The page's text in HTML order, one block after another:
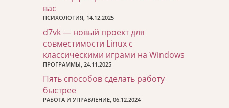
вас
ПСИХОЛОГИЯ, 14.12.2025
d7vk — новый проект для
совместимости Linux с
классическими играми на Windows
ПРОГРАММЫ, 24.11.2025
Пять способов сделать работу
быстрее
РАБОТА И УПРАВЛЕНИЕ, 06.12.2024